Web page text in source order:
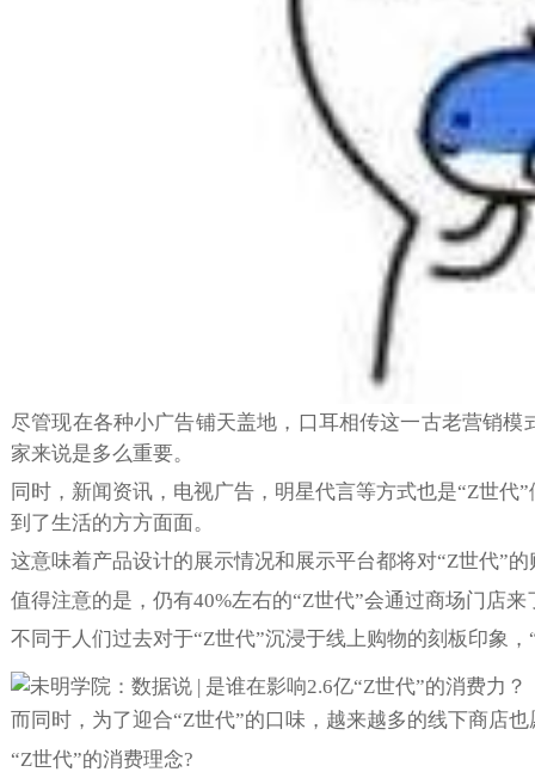
尽管现在各种小广告铺天盖地，口耳相传这一古老营销
家来说是多么重要。
同时，新闻资讯，电视广告，明星代言等方式也是“Z世
到了生活的方方面面。
这意味着产品设计的展示情况和展示平台都将对“Z世代”
值得注意的是，仍有40%左右的“Z世代”会通过商场门店来
不同于人们过去对于“Z世代”沉浸于线上购物的刻板印象
而同时，为了迎合“Z世代”的口味，越来越多的线下商店
“Z世代”的消费理念?